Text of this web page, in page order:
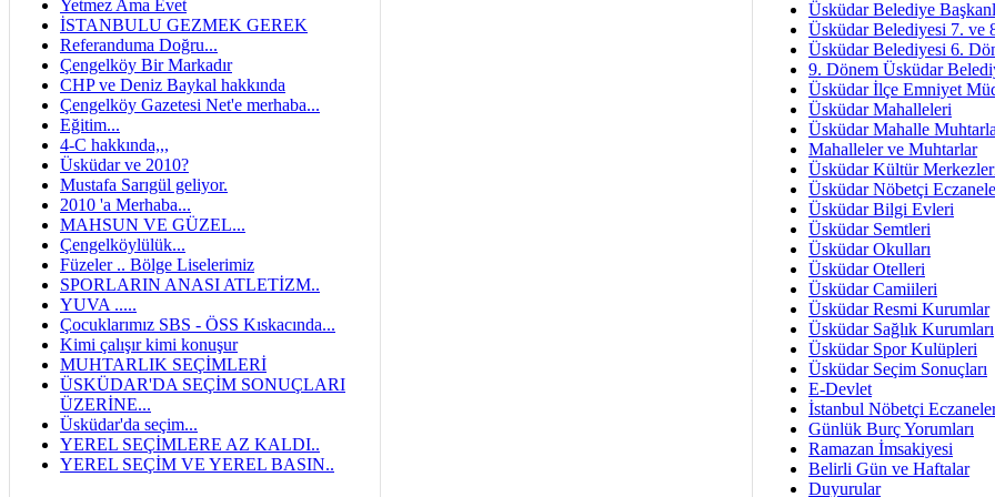
Yetmez Ama Evet
İSTANBULU GEZMEK GEREK
Referanduma Doğru...
Çengelköy Bir Markadır
CHP ve Deniz Baykal hakkında
Çengelköy Gazetesi Net'e merhaba...
Eğitim...
4-C hakkında,,,
Üsküdar ve 2010?
Mustafa Sarıgül geliyor.
2010 'a Merhaba...
MAHSUN VE GÜZEL...
Çengelköylülük...
Füzeler .. Bölge Liselerimiz
SPORLARIN ANASI ATLETİZM..
YUVA .....
Çocuklarımız SBS - ÖSS Kıskacında...
Kimi çalışır kimi konuşur
MUHTARLIK SEÇİMLERİ
ÜSKÜDAR'DA SEÇİM SONUÇLARI
ÜZERİNE...
Üsküdar'da seçim...
YEREL SEÇİMLERE AZ KALDI..
YEREL SEÇİM VE YEREL BASIN..
Av.
İmar Sorunlarının Genel
Arakan
Bayramın
Ruhsal
Üsküdar
Üsküdar Belediye
Üsküdar Belediyesi 7. ve
Üsküdar Belediyesi 6.
9. Dönem Üsküdar
Üsküdar İlçe Emniyet
Üsküdar Mahalleleri
Üsküdar Mahalle
Mahalleler ve Muhtarlar
Üsküdar Kültür
Üsküdar Nöbetçi
Üsküdar Bilgi Evleri
Üsküdar Semtleri
Üsküdar Okulları
Üsküdar Otelleri
Üsküdar Camiileri
Üsküdar Resmi Kurumlar
Üsküdar Sağlık Kurumları
Üsküdar Spor Kulüpleri
Üsküdar Seçim Sonuçları
E-Devlet
İstanbul Nöbetçi
Günlük Burç Yorumları
Ramazan İmsakiyesi
Belirli Gün ve Haftalar
Duyurular